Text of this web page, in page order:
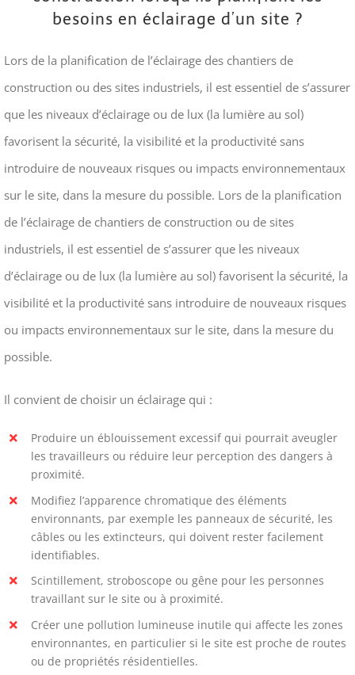
besoins en éclairage d’un site ?
Lors de la planification de l’éclairage des chantiers de
construction ou des sites industriels, il est essentiel de s’assurer
que les niveaux d’éclairage ou de lux (la lumière au sol)
favorisent la sécurité, la visibilité et la productivité sans
introduire de nouveaux risques ou impacts environnementaux
sur le site, dans la mesure du possible. Lors de la planification
de l’éclairage de chantiers de construction ou de sites
industriels, il est essentiel de s’assurer que les niveaux
d’éclairage ou de lux (la lumière au sol) favorisent la sécurité, la
visibilité et la productivité sans introduire de nouveaux risques
ou impacts environnementaux sur le site, dans la mesure du
possible.
Il convient de choisir un éclairage qui :
Produire un éblouissement excessif qui pourrait aveugler
les travailleurs ou réduire leur perception des dangers à
proximité.
Modifiez l’apparence chromatique des éléments
environnants, par exemple les panneaux de sécurité, les
câbles ou les extincteurs, qui doivent rester facilement
identifiables.
Scintillement, stroboscope ou gêne pour les personnes
travaillant sur le site ou à proximité.
Créer une pollution lumineuse inutile qui affecte les zones
environnantes, en particulier si le site est proche de routes
ou de propriétés résidentielles.